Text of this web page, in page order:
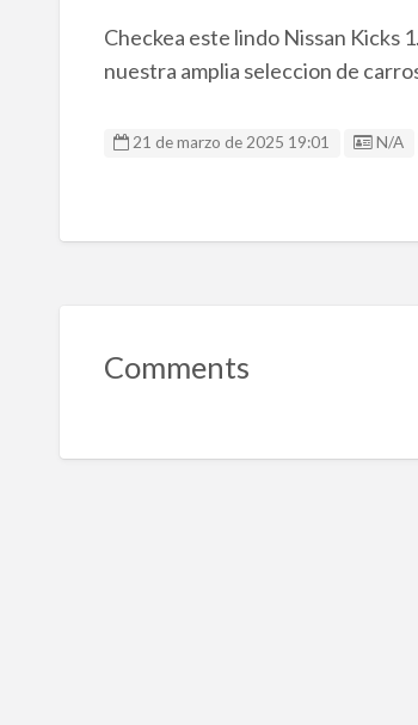
Checkea este lindo Nissan Kicks
nuestra amplia seleccion de
21 de marzo de 2025 19:01 N/A
Comments